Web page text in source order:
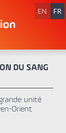
EN FR
DU SANG
unité
Orient